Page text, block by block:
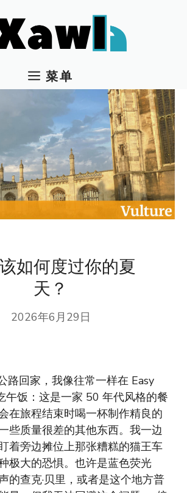
菜单
如何度过你的夏
天？
2026年6月29日
路回家，我像往常一样在 Easy
午饭：这是一家 50 年代风格的餐
在旅程结束时喝一杯制作精良的
些质量很差的其他东西。我一边
着旁边摊位上那张糟糕的猫王车
极大的恐惧。也许是蓝色荧光
的查克·贝里，或者是这个地方普